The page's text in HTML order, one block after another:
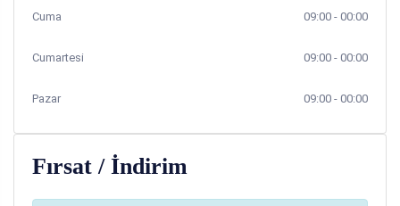
Cuma 09:00 - 00:00
Cumartesi 09:00 - 00:00
Pazar 09:00 - 00:00
Fırsat / İndirim